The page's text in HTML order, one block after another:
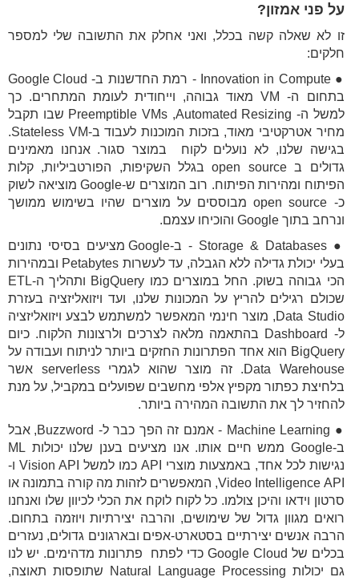
על פני אמזון?
זו לא שאלה קשה בכלל, ואני אחלק את התשובה שלי למספר
חלקים:
● Innovation in Compute - רמת החדשנות ב- Google Cloud
בתחום ה- VM מאוד גבוהה, וייחודית לעומת המתחרים. כך
למשל ה- Preemptible VMs ,Automated Resizing שבו תקבל
מחיר אטרקטיבי מאוד, בזכות המוכנות לעבוד ב-Stateless VM.
בגישה שלנו, לא נועלים לקוח במוצר סגור. אנחנו מאמינים
גדולים ב open source בגלל השקיפות, הפורטביליות, קלות
הפיתוח ומהירות הפיתוח. רוב המוצרים ש-Google מוציאה לשוק
כ- open source מבוססים על מוצרים שהיו בשימוש ממושך
ונרחב בתוך Google והוכיחו עצמם.
● Storage & Databases - ב-Google מציעים בסיסי נתונים
בעלי יכולת גדילה ללא הגבלה, עד לעשרות Petabytes ובמהירות
הכי גבוהה בשוק. החל במוצרים כמו BigQuery ותהליך ה-ETL
שכולם רגילים להריץ על המכונות שלנו, ועד ויזואליזציה בעזרת
Data Studio, מוצר חינמי המאפשר למשתמש לבצע ויזואליזציה
ל- Dashboard בהתאמה מלאה לצרכים ולרצונות הלקוח. כיום
BigQuery הוא אחד הפתרונות החזקים ביותר לניתוח ועבודה על
Data Warehouse. זה מוצר שהוא לגמרי serverless אשר
בלחיצת כפתור מקפיץ אלפי מחשבים שפועלים במקביל, על מנת
להחזיר לך את התשובה המהירה ביותר.
● Machine Learning - אמנם זה הפך כבר ל- Buzzword, אבל
ב-Google ממש חיים אותו. אנו מציעים בענן שלנו יכולות ML
נגישות לכל אחד, באמצעות מוצרי API כמו למשל Vision API ו-
Video Intelligence API, המאפשרים לזהות מה קורה בתמונה או
סרטון וידאו והיכן צולמו. כל לקוח לוקח את הכלי לכיוון שלו ואנחנו
רואים מגוון גדול של שימושים, והרבה יצירתיות ויוזמה בתחום.
הרבה אנשים יצירתיים בסטארט-אפים ובארגונים גדולים, נעזרים
בכלים של Google Cloud כדי לפתח פתרונות מדהימים. יש לנו
גם יכולות Natural Language Processing שתופסות תאוצה,